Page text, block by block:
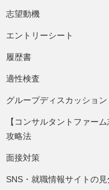
志望動機
エントリーシート
履歴書
適性検査
グループディスカッション
【コンサルタントファー
攻略法
面接対策
SNS・就職情報サイトの